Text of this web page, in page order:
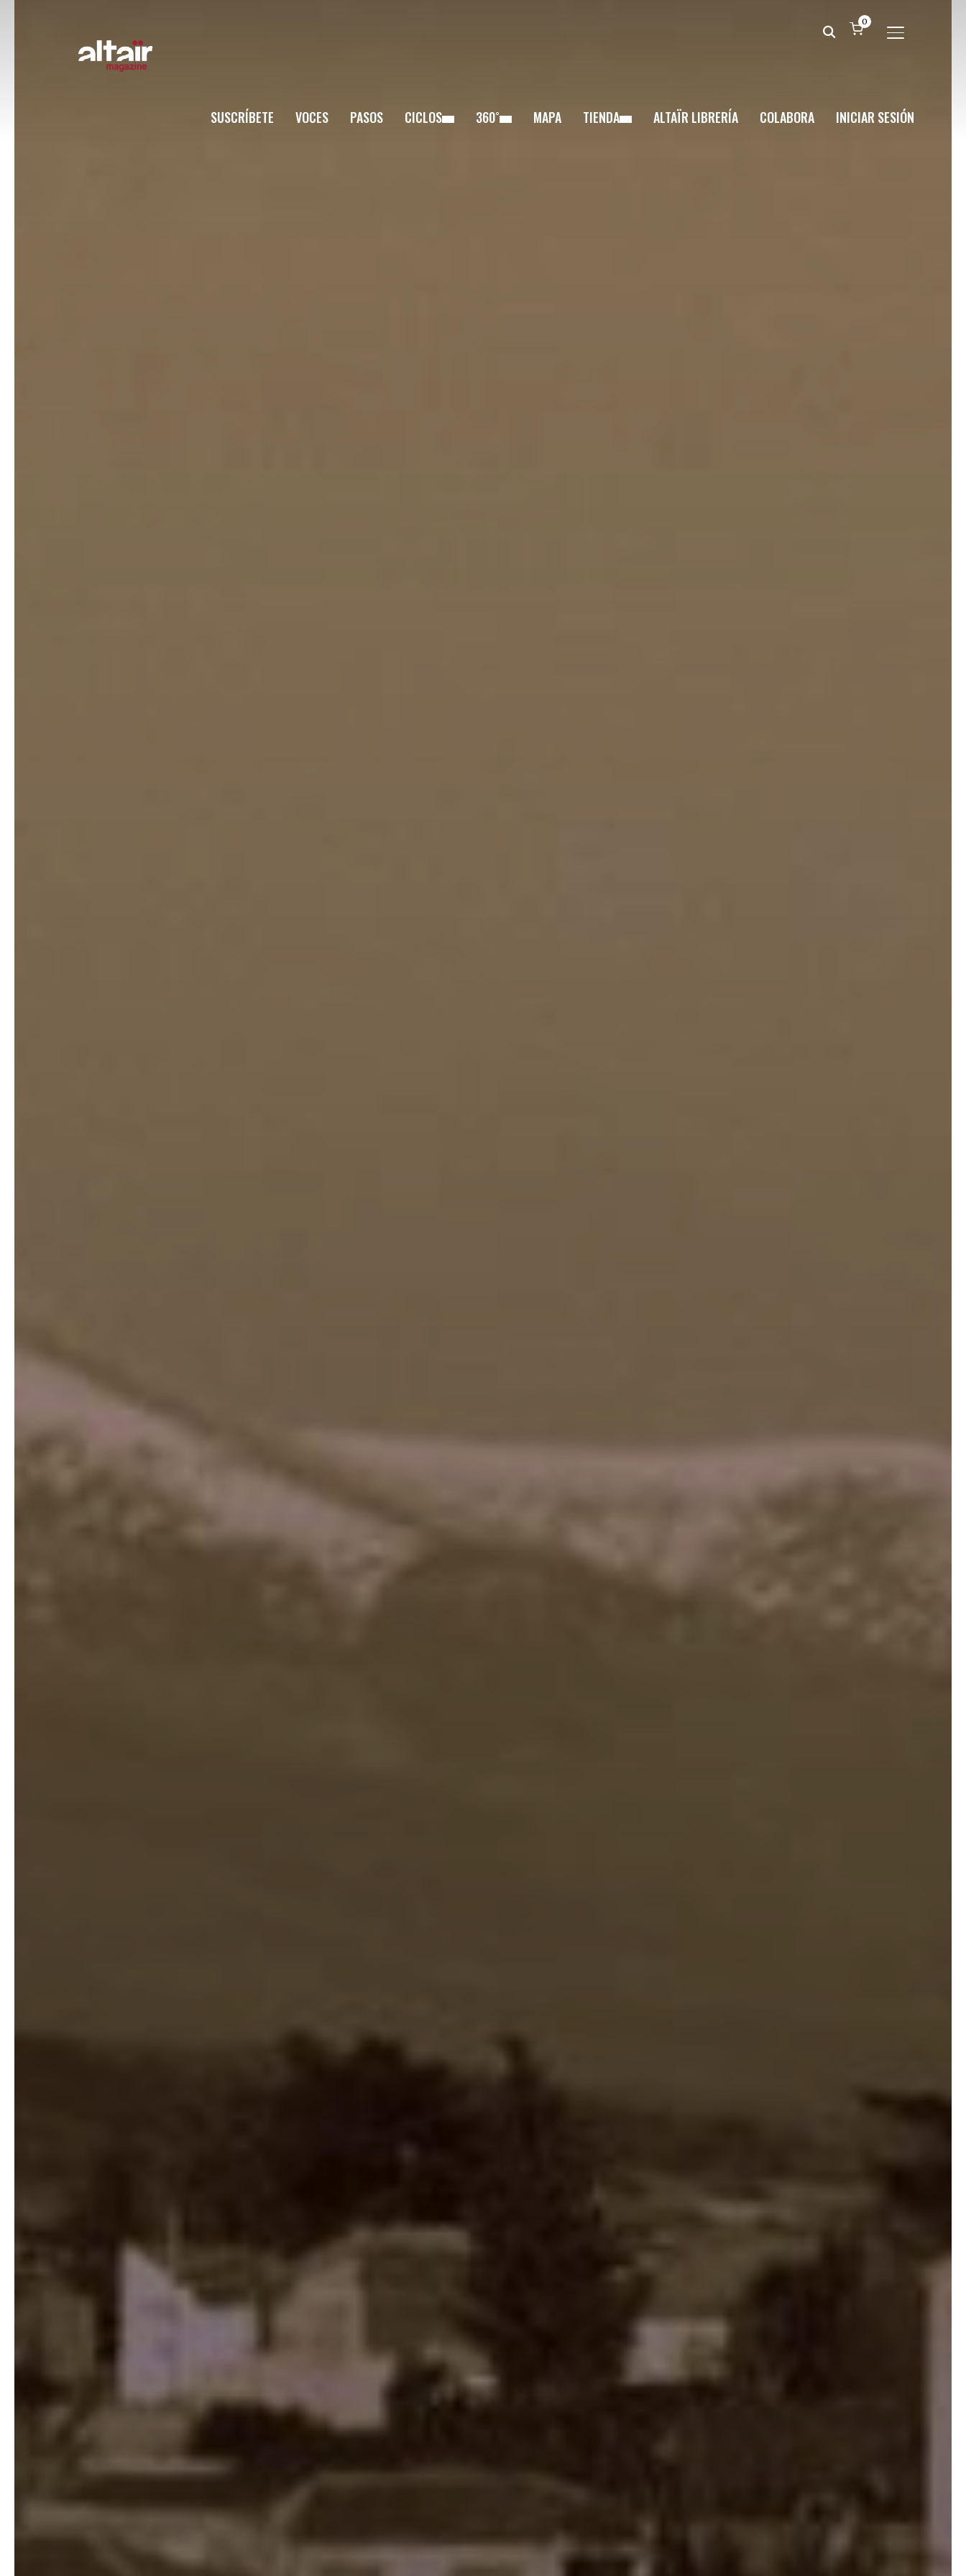
ALTERNAR
0
SUSCRÍBETE VOCES PASOS CICLOS 360˚ MAPA TIENDA ALTAÏR LIBRERÍA COLABORA INICIAR SESIÓN